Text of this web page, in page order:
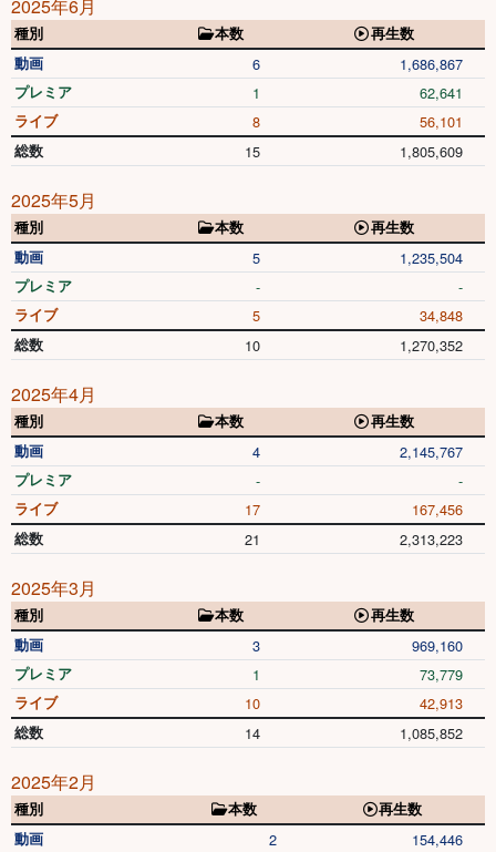
2025年6月
種別 本数
再生数
動画
6 1,686,867
プレミア 1 62,641
ライブ 8 56,101
総数 15 1,805,609
2025年5月
種別 本数
再生数
動画
5 1,235,504
プレミア - -
ライブ 5 34,848
総数 10 1,270,352
2025年4月
種別 本数
再生数
動画
4 2,145,767
プレミア - -
ライブ 17 167,456
総数 21 2,313,223
2025年3月
種別 本数
再生数
動画
3 969,160
プレミア 1 73,779
ライブ 10 42,913
総数 14 1,085,852
2025年2月
種別 本数
再生数
動画
2 154,446